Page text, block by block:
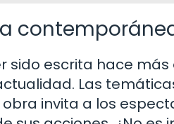
sido escrita hace más
Las
invita a los